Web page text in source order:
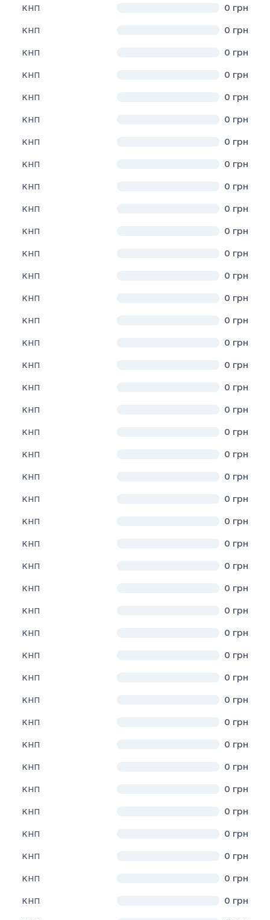
КНП 0 грн
КНП 0 грн
КНП 0 грн
КНП 0 грн
КНП 0 грн
КНП 0 грн
КНП 0 грн
КНП 0 грн
КНП 0 грн
КНП 0 грн
КНП 0 грн
КНП 0 грн
КНП 0 грн
КНП 0 грн
КНП 0 грн
КНП 0 грн
КНП 0 грн
КНП 0 грн
КНП 0 грн
КНП 0 грн
КНП 0 грн
КНП 0 грн
КНП 0 грн
КНП 0 грн
КНП 0 грн
КНП 0 грн
КНП 0 грн
КНП 0 грн
КНП 0 грн
КНП 0 грн
КНП 0 грн
КНП 0 грн
КНП 0 грн
КНП 0 грн
КНП 0 грн
КНП 0 грн
КНП 0 грн
КНП 0 грн
КНП 0 грн
КНП 0 грн
КНП 0 грн